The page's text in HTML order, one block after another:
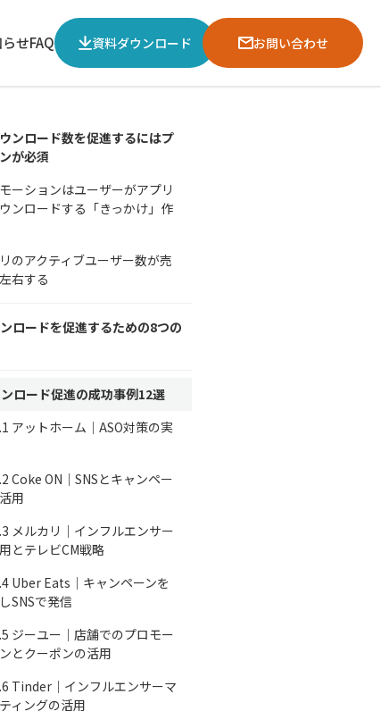
せFAQ 資料ダウンロード お問い合わせ
ンロード数を促進するにはプ
が必須
ーションはユーザーがアプリ
ンロードする「きっかけ」作
のアクティブユーザー数が売
右する
ロードを促進するための8つの
ロード促進の成功事例12選
アットホーム｜ASO対策の実
Coke ON｜SNSとキャンペー
用
メルカリ｜インフルエンサー
とテレビCM戦略
Uber Eats｜キャンペーンを
SNSで発信
ジーユー｜店舗でのプロモー
とクーポンの活用
Tinder｜インフルエンサーマ
ィングの活用